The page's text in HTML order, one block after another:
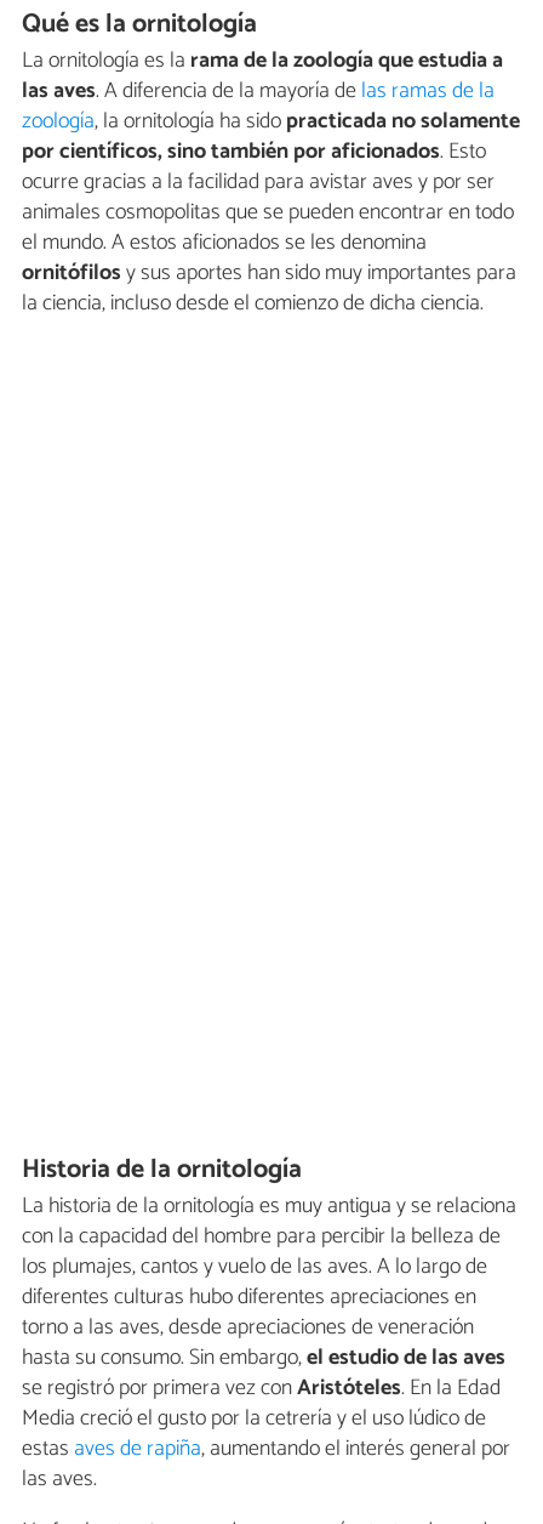
Qué es la ornitología
La ornitología es la rama de la zoología que estudia a
las aves. A diferencia de la mayoría delas ramas de la
zoología, la ornitología ha sidopracticada no solamente
por científicos, sino también por aficionados. Esto
ocurre gracias a la facilidad para avistar aves y por ser
animales cosmopolitas que se pueden encontrar en todo
el mundo. A estos aficionados se les denomina
ornitófilosy sus aportes han sido muy importantes para
la ciencia, incluso desde el comienzo de dicha ciencia.
Historia de la ornitología
La historia de la ornitología es muy antigua y se relaciona
con la capacidad del hombre para percibir la belleza de
los plumajes, cantos y vuelo de las aves. A lo largo de
diferentes culturas hubo diferentes apreciaciones en
torno a las aves, desde apreciaciones de veneración
hasta su consumo. Sin embargo,el estudio de las aves
se registró por primera vez conAristóteles. En la Edad
Media creció el gusto por la cetrería y el uso lúdico de
estas aves de rapiña, aumentando el interés general por
las aves.